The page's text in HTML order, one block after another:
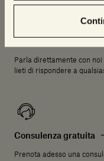
Parla direttamente con
lieti di rispondere a
Consulenza gratuita
Prenota adesso una